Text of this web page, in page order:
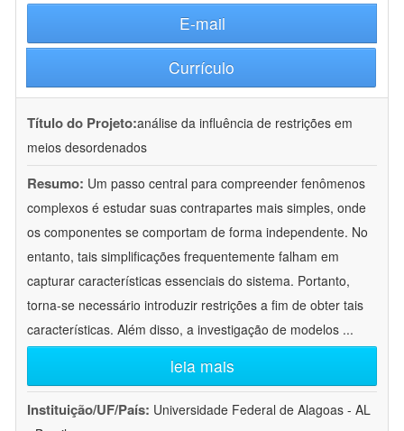
E-mail
Currículo
Título do Projeto:análise da influência de restrições em
meios desordenados
Resumo: Um passo central para compreender fenômenos
complexos é estudar suas contrapartes mais simples, onde
os componentes se comportam de forma independente. No
entanto, tais simplificações frequentemente falham em
capturar características essenciais do sistema. Portanto,
torna-se necessário introduzir restrições a fim de obter tais
características. Além disso, a investigação de modelos ...
leia mais
Instituição/UF/País: Universidade Federal de Alagoas - AL